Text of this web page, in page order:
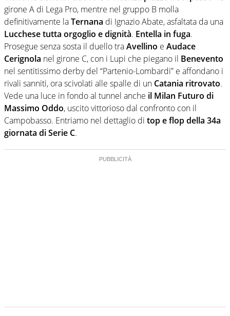
competente sui campionati di Serie B e Serie C
girone A di Lega Pro, mentre nel gruppo B molla
definitivamente laTernana di Ignazio Abate, asfaltata da una
Lucchese tutta orgoglio e dignità. Entella in fuga.
Prosegue senza sosta il duello traAvellino e Audace
Cerignola nel girone C, con i Lupi che piegano il Benevento
nel sentitissimo derby del “Partenio-Lombardi” e affondano i
rivali sanniti, ora scivolati alle spalle di un Catania ritrovato.
Vede una luce in fondo al tunnel anche il Milan Futuro di
Massimo Oddo, uscito vittorioso dal confronto con il
Campobasso. Entriamo nel dettaglio di top e flop della 34a
giornata di Serie C.